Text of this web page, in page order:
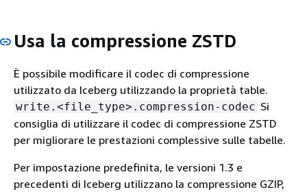
Usa la compressione ZSTD
È possibile modificare il codec di compressione
utilizzato da Iceberg utilizzando la proprietà table.
write.<file_type>.compression-codec Si
consiglia di utilizzare il codec di compressione ZSTD
per migliorare le prestazioni complessive sulle tabelle.
Per impostazione predefinita, le versioni 1.3 e
precedenti di Iceberg utilizzano la compressione GZIP,